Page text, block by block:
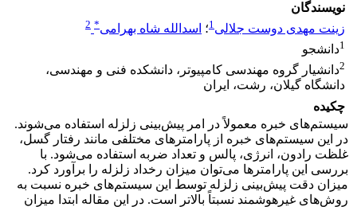
نویسندگان
زینت مهدی دوست جلالی1؛ اسدالله شاه بهرامی*
2
1دانشجو
2دانشیار گروه مهندسی کامپیوتر، دانشکده فنی و مهندسی،
دانشگاه گیلان، رشت، ایران
چکیده
سیستم‌های خبره معمولاً در امر پیش‌بینی زلزله استفاده می‌شوند.
در این سیستم‌های خبره از پارامترهای مختلفی مانند رفتار گسل،
غلظت رادون، انرژی، پالس و تعداد ضربه استفاده می‌شود. با
بررسی این پارامترها می‌توان میزان رخداد زلزله را برآورد کرد.
میزان دقت پیش‌بینی زلزله توسط این سیستم‌های خبره نسبت به
روش‌های غیرهوشمند نسبتاً بالاتر است. در این مقاله ابتدا میزان